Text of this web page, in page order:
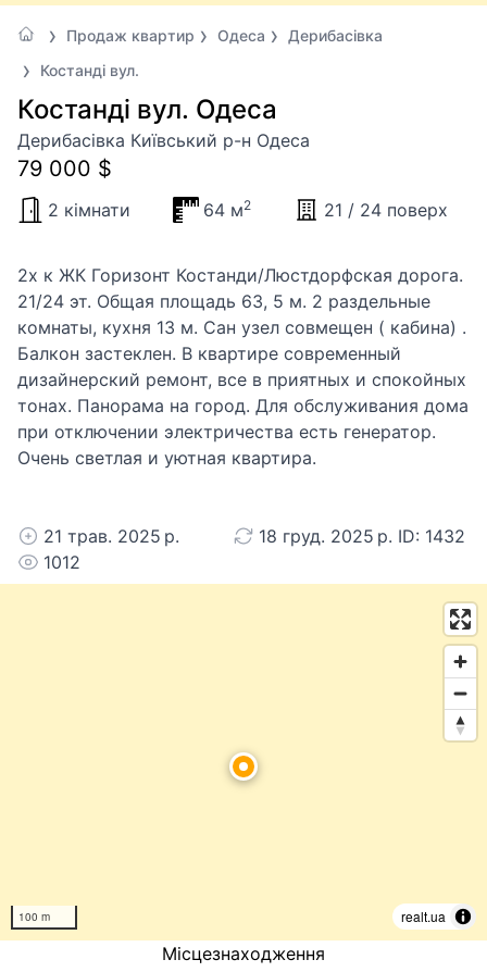
Продаж квартир Одеса
Дерибасівка
Костанді вул.
Костанді вул. Одеса
Дерибасівка Київський р-н Одеса
79 000 $
2 кімнати 64 м2 21 / 24 поверх
2х к ЖК Горизонт Костанди/Люстдорфская дорога.
21/24 эт. Общая площадь 63, 5 м. 2 раздельные
комнаты, кухня 13 м. Сан узел совмещен ( кабина) .
Балкон застеклен. В квартире современный
дизайнерский ремонт, все в приятных и спокойных
тонах. Панорама на город. Для обслуживания дома
при отключении электричества есть генератор.
Очень светлая и уютная квартира.
21 трав. 2025 р.
18 груд. 2025 р. ID: 1432
1012
100 m realt.ua
Місцезнаходження